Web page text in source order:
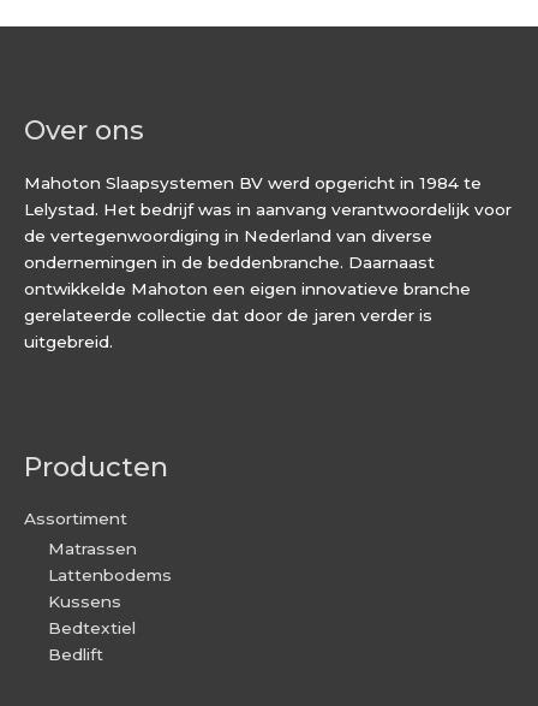
Over ons
Mahoton Slaapsystemen BV werd opgericht in 1984 te
Lelystad. Het bedrijf was in aanvang verantwoordelijk voor
de vertegenwoordiging in Nederland van diverse
ondernemingen in de beddenbranche. Daarnaast
ontwikkelde Mahoton een eigen innovatieve branche
gerelateerde collectie dat door de jaren verder is
uitgebreid.
Producten
Assortiment
Matrassen
Lattenbodems
Kussens
Bedtextiel
Bedlift